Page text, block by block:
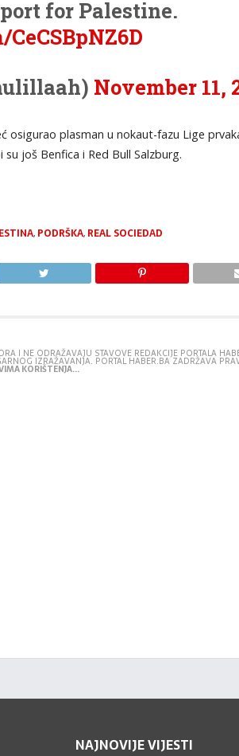
for Palestine.
November 11,
osigurao plasman u nokaut-fazu Lige
još Benfica i Red Bull Salzburg.
, PODRŠKA, REAL SOCIEDAD
I NE ODRAŽAVAJU STAVOVE REDAKCIJE PORTALA
IZRAŽAVANJA. PORTAL HABER.BA ZADRŽAVA
KORIŠTENJA...
NAJNOVIJE VIJESTI